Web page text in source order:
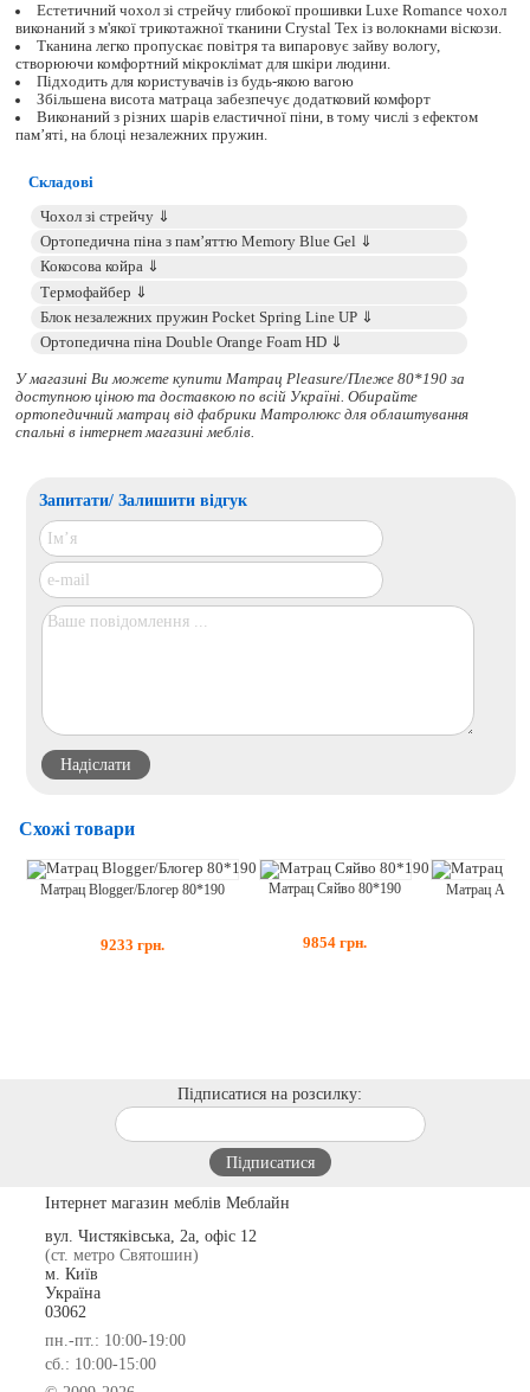
Естетичний чохол зі стрейчу глибокої прошивки Luxe Romance чохол
виконаний з м'якої трикотажної тканини Crystal Tex із волокнами віскози.
Тканина легко пропускає повітря та випаровує зайву вологу,
створюючи комфортний мікроклімат для шкіри людини.
Підходить для користувачів із будь-якою вагою
Збільшена висота матраца забезпечує додатковий комфорт
Виконаний з різних шарів еластичної піни, в тому числі з ефектом
пам’яті, на блоці незалежних пружин.
Складові
У магазині Ви можете купити Матрац Pleasure/Плеже 80*190 за
доступною ціною та доставкою по всій Україні. Обирайте
ортопедичний матрацвід фабрики Матролюкс для облаштування
спальні в інтернет магазині меблів.
Запитати/ Залишити відгук
Схожі товари
Матрац Blogger/Блогер 80*190
9233 грн.
Матрац Сяйво 80*190
9854 грн.
Матрац
Підписатися на розсилку:
Інтернет магазин меблів Меблайн
вул. Чистяківська, 2а, офіс 12
(ст. метро Святошин)
м. Київ
Україна
03062
пн.-пт.: 10:00-19:00
сб.: 10:00-15:00